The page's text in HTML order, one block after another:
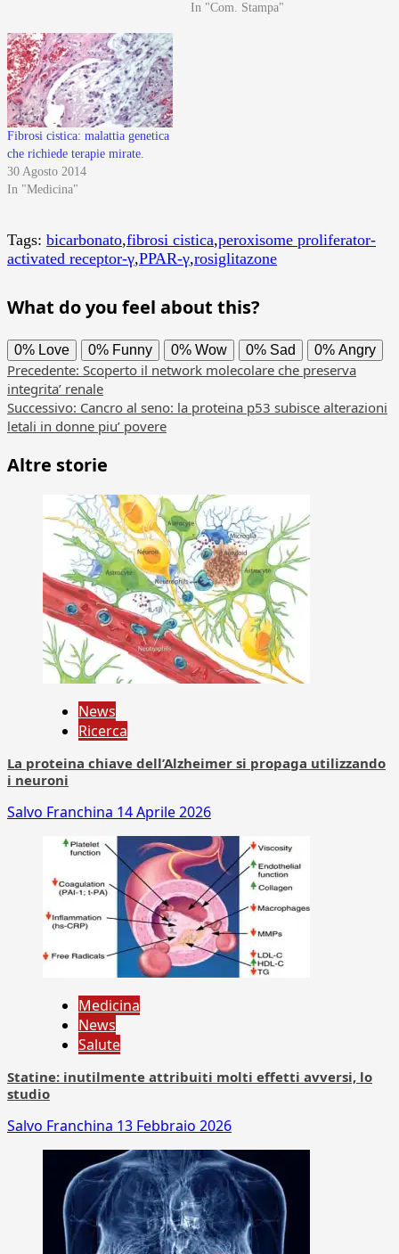
In "Com. Stampa"
Fibrosi cistica: malattia genetica
che richiede terapie mirate.
30 Agosto 2014
In "Medicina"
Tags: bicarbonato,fibrosi cistica,peroxisome proliferator-
activated receptor-γ,PPAR-γ,rosiglitazone
What do you feel about this?
0% Love 0% Funny 0% Wow 0% Sad 0% Angry
Navigazione
articolo
Precedente: Scoperto il network molecolare che preserva
integrita’ renale
Successivo: Cancro al seno: la proteina p53 subisce alterazioni
letali in donne piu’ povere
Altre storie
News
Ricerca
La proteina chiave dell’Alzheimer si propaga utilizzando
i neuroni
Salvo Franchina 14 Aprile 2026
Medicina
News
Salute
Statine: inutilmente attribuiti molti effetti avversi, lo
studio
Salvo Franchina 13 Febbraio 2026